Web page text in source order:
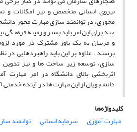
نیروی انسانی متخصص و نیز امکانات و
محوری، در توانمند سازی مهارت محور
چند برای این امر باید بستر و زمینه فرهنگی
و مربیان به یک باور مشترک در مورد
برسند . علاوه بر این باید راهبردهایی در
سازی، توسعه زیر ساخت ها و نیز
اثربخشی بالای دانشگاه در امر مهارت
دانشجویان از این مهارت ها در آینده
کلیدواژه‌ها
مهارت آموزی
سرمایه انسانی توانمند